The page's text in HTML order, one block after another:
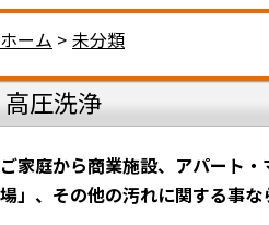
ホーム > 未分類
高圧洗浄
ご家庭から商業施設、アパート
場」、その他の汚れに関する事